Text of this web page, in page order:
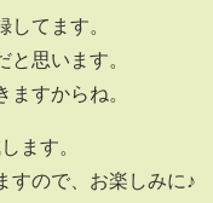
てます。
思います。
すからね。
ます。
ので、お楽しみに♪